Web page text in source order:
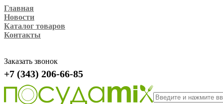
Главная
Новости
Каталог товаров
Контакты
Заказать звонок
+7 (343) 206-66-85